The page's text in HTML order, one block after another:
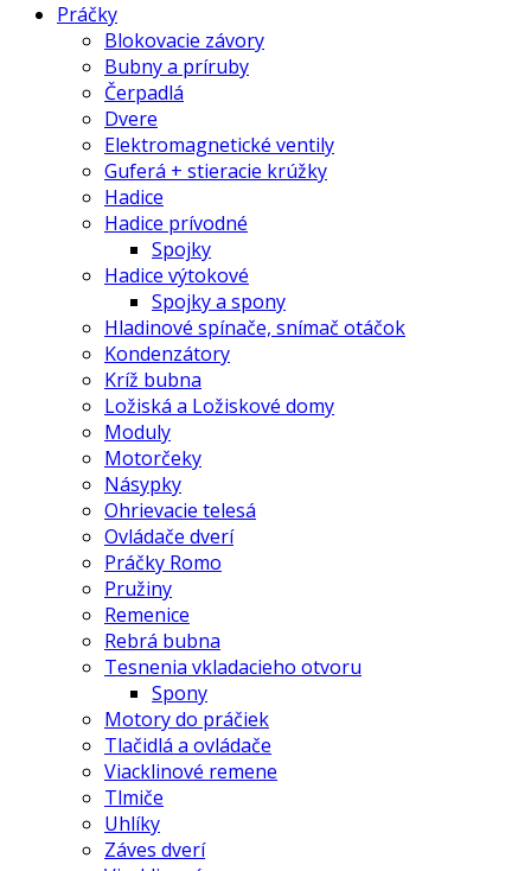
Práčky
Blokovacie závory
Bubny a príruby
Čerpadlá
Dvere
Elektromagnetické ventily
Guferá + stieracie krúžky
Hadice
Hadice prívodné
Spojky
Hadice výtokové
Spojky a spony
Hladinové spínače, snímač otáčok
Kondenzátory
Kríž bubna
Ložiská a Ložiskové domy
Moduly
Motorčeky
Násypky
Ohrievacie telesá
Ovládače dverí
Práčky Romo
Pružiny
Remenice
Rebrá bubna
Tesnenia vkladacieho otvoru
Spony
Motory do práčiek
Tlačidlá a ovládače
Viacklinové remene
Tlmiče
Uhlíky
Záves dverí